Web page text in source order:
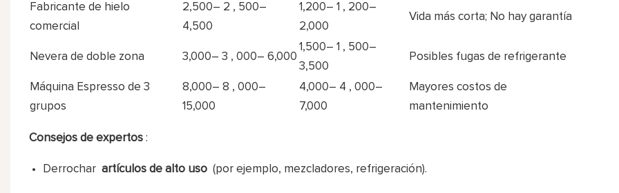
Fabricante de hielo
comercial
2,500– 2 , 500–
4,500
1,200– 1 , 200–
2,000
Vida más corta; No hay garantía
Nevera de doble zona 3,000– 3 , 000– 6,000
1,500– 1 , 500–
3,500
Posibles fugas de refrigerante
Máquina Espresso de 3
grupos
8,000– 8 , 000–
15,000
4,000– 4 , 000–
7,000
Mayores costos de
mantenimiento
Consejos de expertos :
Derrochar artículos de alto uso (por ejemplo, mezcladores, refrigeración).